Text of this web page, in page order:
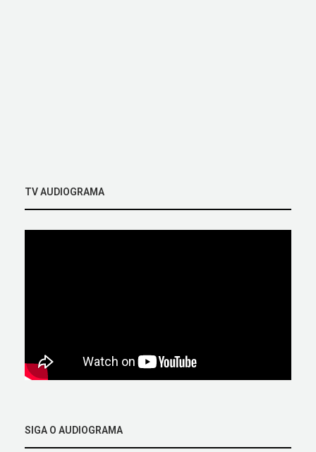
TV AUDIOGRAMA
SIGA O AUDIOGRAMA